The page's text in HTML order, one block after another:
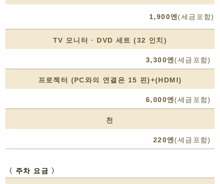
1,900엔 (세금포함)
TV 모니터 · DVD 세트 (32 인치)
3,300엔 (세금포함)
프로젝터 (PC와의 연결은 15 핀)+(HDMI)
6,000엔(세금포함)
천
220엔 (세금포함)
〈 주차 요금 〉